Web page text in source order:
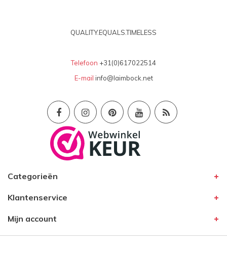
QUALITY.EQUALS.TIMELESS
Telefoon +31(0)617022514
E-mail info@laimbock.net
Categorieën
Klantenservice
Mijn account